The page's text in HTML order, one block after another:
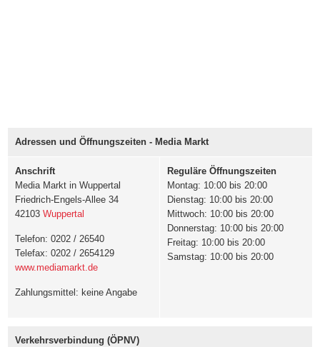
Adressen und Öffnungszeiten - Media Markt
Anschrift
Media Markt in Wuppertal
Friedrich-Engels-Allee 34
42103 Wuppertal
Telefon: 0202 / 26540
Telefax: 0202 / 2654129
www.mediamarkt.de
Zahlungsmittel: keine Angabe
Reguläre Öffnungszeiten
Montag: 10:00 bis 20:00
Dienstag: 10:00 bis 20:00
Mittwoch: 10:00 bis 20:00
Donnerstag: 10:00 bis 20:00
Freitag: 10:00 bis 20:00
Samstag: 10:00 bis 20:00
Verkehrsverbindung (ÖPNV)